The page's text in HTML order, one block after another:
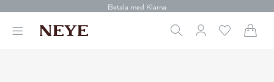
30 dagars retur
Betala med Klarna
Leverans 1-4 arbetsdagar